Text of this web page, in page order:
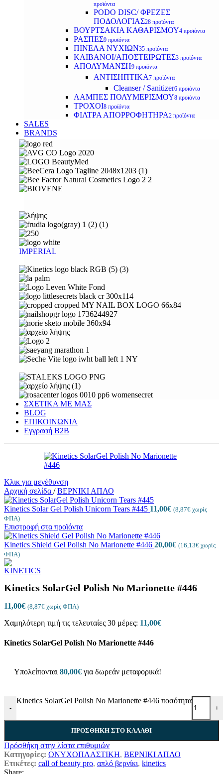
προϊόντα
PODO DISC/ ΦΡΕΖΕΣ
ΠΟΔΟΛΟΓΙΑΣ28 προϊόντα
ΒΟΥΡΤΣΑΚΙΑ ΚΑΘΑΡΙΣΜΟΥ4 προϊόντα
ΡΑΣΠΕΣ9 προϊόντα
ΠΙΝΕΛΑ ΝΥΧΙΩΝ35 προϊόντα
ΚΛΙΒΑΝΟΙ/ΑΠΟΣΤΕΙΡΩΤΕΣ3 προϊόντα
ΑΠΟΛΥΜΑΝΣΗ9 προϊόντα
ΑΝΤΙΣΗΠΤΙΚΑ7 προϊόντα
Cleanser / Sanitizer6 προϊόντα
ΛΑΜΠΕΣ ΠΟΛΥΜΕΡΙΣΜΟΥ8 προϊόντα
ΤΡΟΧΟΙ8 προϊόντα
ΦΙΛΤΡΑ ΑΠΟΡΡΟΦΗΤΗΡΑ2 προϊόντα
SALES
BRANDS
IMPERIAL
ΣΧΕΤΙΚΑ ΜΕ ΜΑΣ
BLOG
ΕΠΙΚΟΙΝΩΝΙΑ
Εγγραφή Β2Β
Κλικ για μεγέθυνση
Αρχική σελίδα / ΒΕΡΝΙΚΙ ΑΠΛΟ
Kinetics Solar Gel Polish Unicorn Tears #445 11,00€ (8,87€ χωρίς
ΦΠΑ)
Επιστροφή στα προϊόντα
Kinetics Shield Gel Polish No Marionette #446 20,00€ (16,13€ χωρίς
ΦΠΑ)
Kinetics SolarGel Polish No Marionette #446
11,00€ (8,87€ χωρίς ΦΠΑ)
Χαμηλότερη τιμή τις τελευταίες 30 μέρες: 11,00€
Kinetics SolarGel Polish No Marionette #446
Υπολείπονται 80,00€ για δωρεάν μεταφορικά!
-
Kinetics SolarGel Polish No Marionette #446 ποσότητα
+
ΠΡΟΣΘΗΚΗ ΣΤΟ ΚΑΛΑΘΙ
Πρόσθήκη στην λίστα επιθυμιών
Κατηγορίες: ΟΝΥΧΟΠΛΑΣΤΙΚΗ, ΒΕΡΝΙΚΙ ΑΠΛΟ
Ετικέτες: call of beauty pro, απλό βερνίκι, kinetics
Share: